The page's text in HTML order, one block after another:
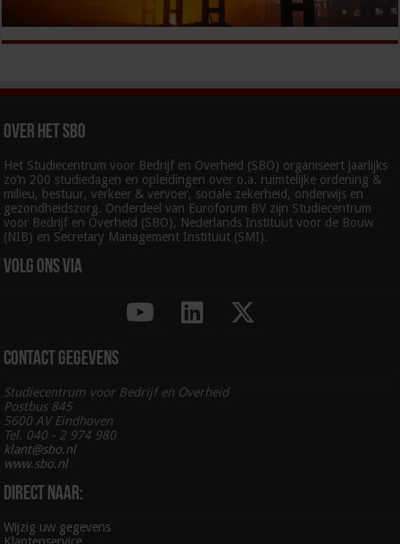
Over het SBO
Het Studiecentrum voor Bedrijf en Overheid (SBO) organiseert jaarlijks
zo’n 200 studiedagen en opleidingen over o.a. ruimtelijke ordening &
milieu, bestuur, verkeer & vervoer, sociale zekerheid, onderwijs en
gezondheidszorg. Onderdeel van Euroforum BV zijn Studiecentrum
voor Bedrijf en Overheid (SBO), Nederlands Instituut voor de Bouw
(NIB) en Secretary Management Instituut (SMI).
Volg ons via
Contact gegevens
Studiecentrum voor Bedrijf en Overheid
Postbus 845
5600 AV Eindhoven
Tel. 040 - 2 974 980
klant@sbo.nl
www.sbo.nl
Direct naar:
Wijzig uw gegevens